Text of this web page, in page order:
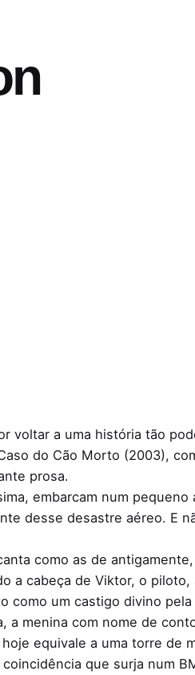
voltar a uma história tão
do Cão Morto (2003),
prosa.
embarcam num pequeno
desse desastre aéreo. E
como as de
a cabeça de Viktor, o piloto,
como um castigo divino
a menina com nome de
equivale a uma torre de
que surja num